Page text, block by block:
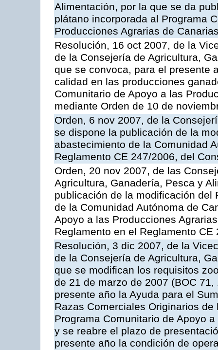
Alimentación, por la que se da
plátano incorporada al Programa
Producciones Agrarias de
Resolución, 16 oct 2007, de la
de la Consejería de Agricultura,
que se convoca, para el presente
calidad en las producciones
Comunitario de Apoyo a las
mediante Orden de 10 de
Orden, 6 nov 2007, de la
se dispone la publicación de la
abastecimiento de la Comunidad
Reglamento CE 247/2006, del
Orden, 20 nov 2007, de las
Agricultura, Ganadería, Pesca y
publicación de la modificación del
de la Comunidad Autónoma de
Apoyo a las Producciones
Reglamento en el Reglamento
Resolución, 3 dic 2007, de la
de la Consejería de Agricultura,
que se modifican los requisitos
de 21 de marzo de 2007 (BOC
presente año la Ayuda para el
Razas Comerciales Originarios
Programa Comunitario de Apoyo
y se reabre el plazo de
presente año la condición de